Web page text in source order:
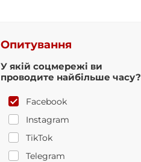
Опитування
У якій соцмережі ви
проводите найбільше часу?
Facebook
Instagram
TikTok
Telegram